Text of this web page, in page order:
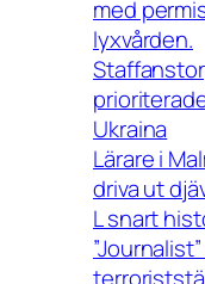
med
lyxvården.
Ukraina
Lärare i
driva ut
L snart